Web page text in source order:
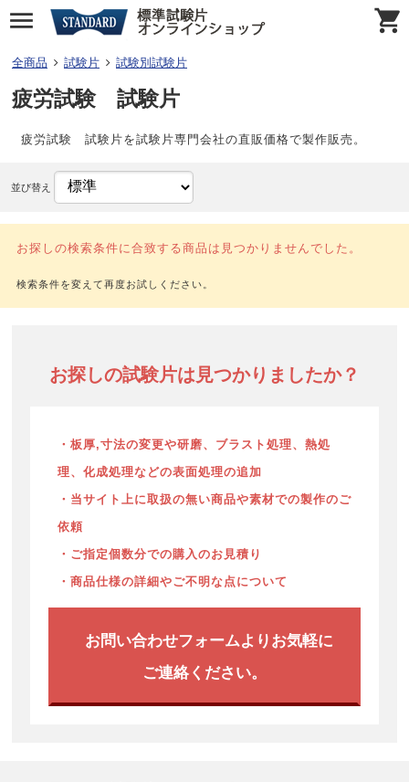
全商品 試験片 試験別試験片
疲労試験 試験片
疲労試験 試験片を試験片専門会社の直販価格で製作販売。
並び替え
お探しの検索条件に合致する商品は見つかりませんでした。
お探しの試験片は見つかりましたか？
・板厚,寸法の変更や研磨、ブラスト処理、熱処
理、化成処理などの表面処理の追加
・当サイト上に取扱の無い商品や素材での製作のご
依頼
・ご指定個数分での購入のお見積り
・商品仕様の詳細やご不明な点について
お問い合わせフォームよりお気軽に
ご連絡ください。